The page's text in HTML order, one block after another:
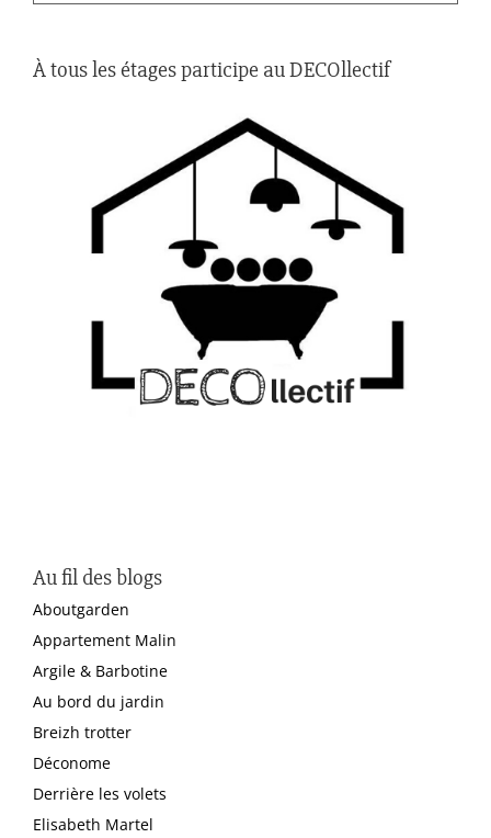
À tous les étages participe au DECOllectif
Au fil des blogs
Aboutgarden
Appartement Malin
Argile & Barbotine
Au bord du jardin
Breizh trotter
Déconome
Derrière les volets
Elisabeth Martel